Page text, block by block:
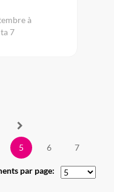
à
7
par page:
5 6 7